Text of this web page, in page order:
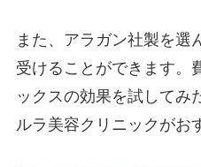
また、アラガン社製を選
受けることができます。
ックスの効果を試してみ
ルラ美容クリニックがお